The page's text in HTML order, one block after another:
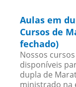
Aulas em
Cursos de
fechado)
Nossos
disponíveis
dupla de
ministrado na